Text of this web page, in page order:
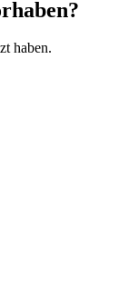
haben.